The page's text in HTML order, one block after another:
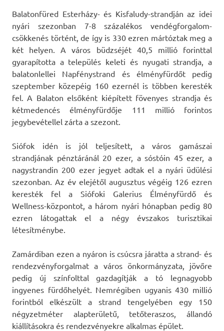
Balatonfüred Esterházy- és Kisfaludy-strandján az idei
nyári szezonban 7-8 százalékos vendégforgalom-
csökkenés történt, de így is 330 ezren mártóztak meg a
két helyen. A város büdzséjét 40,5 millió forinttal
gyarapította a település keleti és nyugati strandja, a
balatonlellei Napfénystrand és élményfürdőt pedig
szeptember közepéig 160 ezernél is többen keresték
fel. A Balaton elsőként kiépített fövenyes strandja és
kétmedencés élményfürdője 111 millió forintos
jegybevétellel zárta a szezont.
Siófok idén is jól teljesített, a város gamászai
strandjának pénztáránál 20 ezer, a sóstóin 45 ezer, a
nagystrandin 200 ezer jegyet adtak el a nyári üdülési
szezonban. Az év elejétől augusztus végéig 126 ezren
keresték fel a Siófoki Galerius Élményfürdő és
Wellness-központot, a három nyári hónapban pedig 80
ezren látogattak el a négy évszakos turisztikai
létesítménybe.
Zamárdiban ezen a nyáron is csúcsra járatta a strand- és
rendezvényforgalmat a város önkormányzata, jövőre
pedig új színfolttal gazdagítják a tó legnagyobb
ingyenes fürdőhelyét. Nemrégiben ugyanis 430 millió
forintból elkészült a strand tengelyében egy 150
négyzetméter alapterületű, tetőteraszos, állandó
kiállításokra és rendezvényekre alkalmas épület.